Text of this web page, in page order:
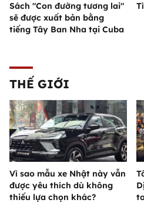
Sách "Con đường tương lai"
sẽ được xuất bản bằng
tiếng Tây Ban Nha tại Cuba
THẾ GIỚI
Vì sao mẫu xe Nhật này vẫn
được yêu thích dù không
thiếu lựa chọn khác?